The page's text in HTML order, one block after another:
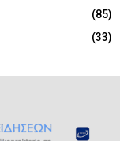
(85)
(33)